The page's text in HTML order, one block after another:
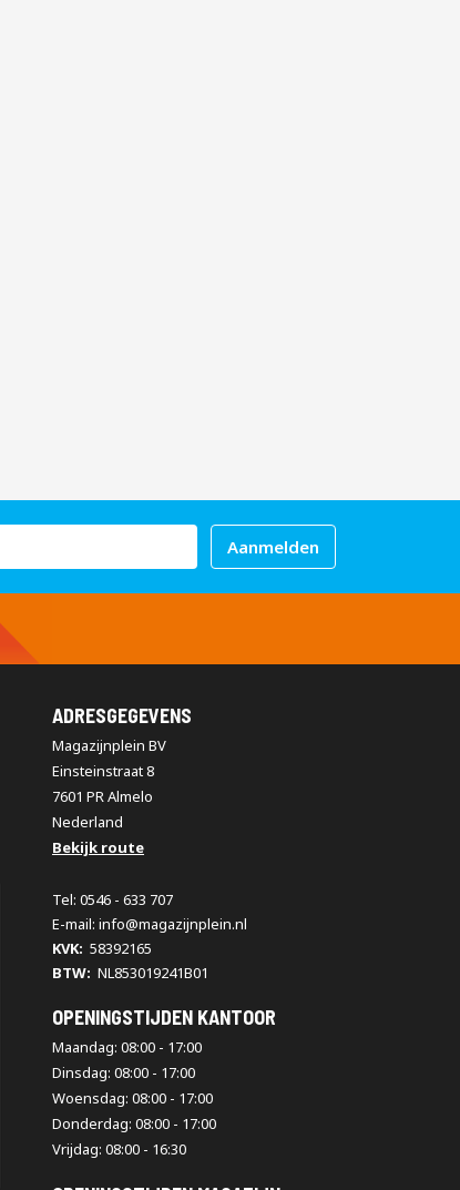
Aanmelden
ADRESGEGEVENS
Magazijnplein BV
Einsteinstraat 8
7601 PR Almelo
Nederland
Bekijk route
Tel: 0546 - 633 707
E-mail: info@magazijnplein.nl
KVK: 58392165
BTW: NL853019241B01
OPENINGSTIJDEN KANTOOR
Maandag: 08:00 - 17:00
Dinsdag: 08:00 - 17:00
Woensdag: 08:00 - 17:00
Donderdag: 08:00 - 17:00
Vrijdag: 08:00 - 16:30